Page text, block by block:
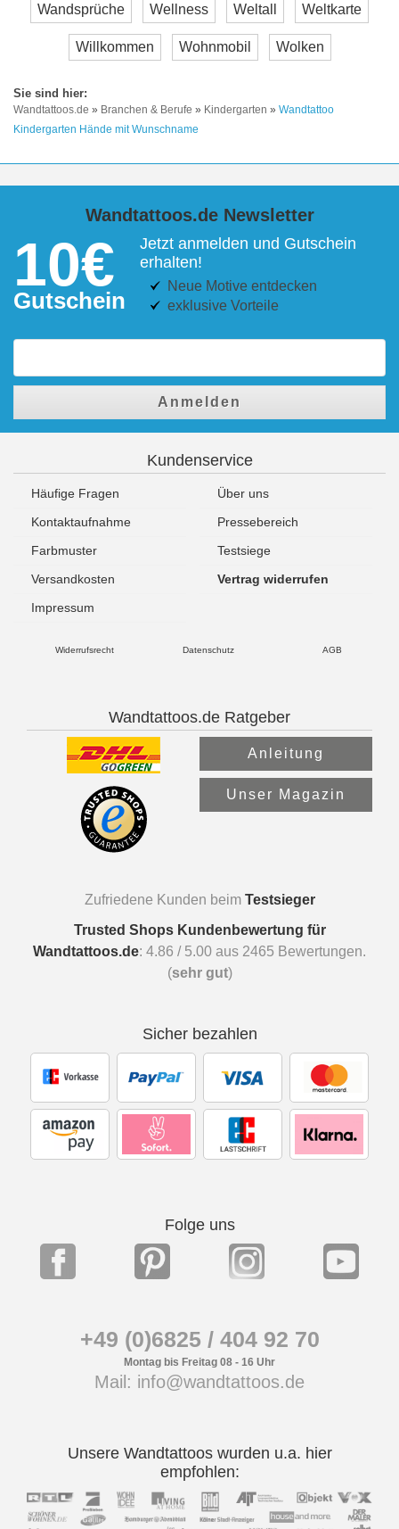
Wandsprüche Wellness Weltall Weltkarte
Willkommen Wohnmobil Wolken
Wandtattoos.de » Branchen & Berufe » Kindergarten » Wandtattoo
Kindergarten Hände mit Wunschname
Wandtattoos.de Newsletter
10€
Gutschein
Jetzt anmelden und Gutschein
erhalten!
Neue Motive entdecken
exklusive Vorteile
Anmelden
Kundenservice
Häufige Fragen
Über uns
Kontaktaufnahme
Pressebereich
Farbmuster
Testsiege
Versandkosten
Vertrag widerrufen
Impressum
Widerrufsrecht Datenschutz AGB
Wandtattoos.de Ratgeber
Anleitung
Unser Magazin
Zufriedene Kunden beim Testsieger
Trusted Shops Kundenbewertung für
Wandtattoos.de: 4.86 / 5.00 aus 2465 Bewertungen.
(sehr gut)
Sicher bezahlen
Folge uns
+49 (0)6825 / 404 92 70
Montag bis Freitag 08 - 16 Uhr
Mail: info@wandtattoos.de
Unsere Wandtattoos wurden u.a. hier
empfohlen: